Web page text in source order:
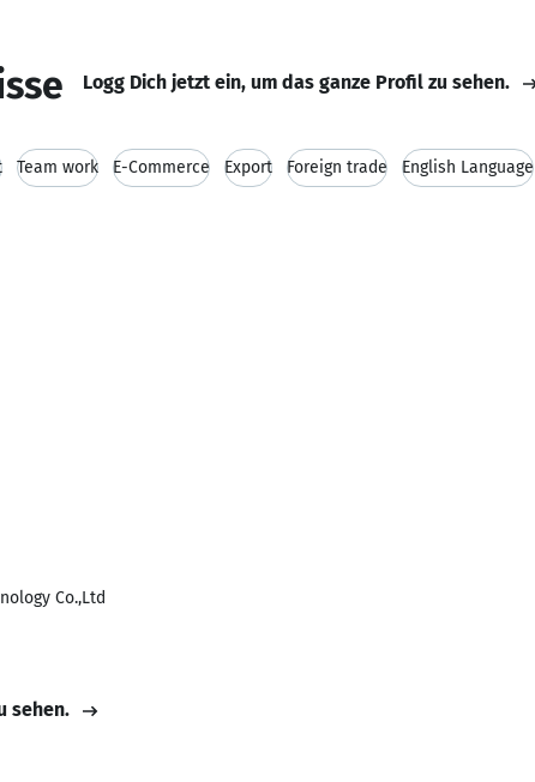
Logg Dich jetzt ein, um das ganze Profil zu sehen.
Team work E-Commerce Export Foreign trade English Language
Co.,Ltd
sehen.